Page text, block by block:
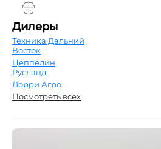
Дилеры
Техника Дальний
Восток
Цеппелин
Русланд
Лорри Агро
Посмотреть всех